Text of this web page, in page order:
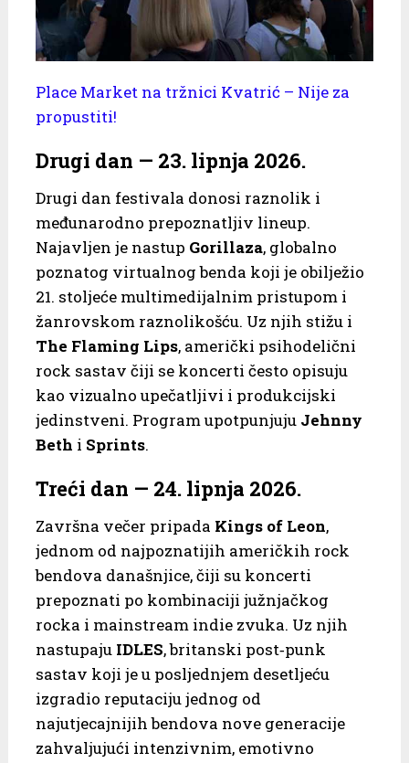
Place Market na tržnici Kvatrić – Nije za
propustiti!
Drugi dan — 23. lipnja 2026.
Drugi dan festivala donosi raznolik i
međunarodno prepoznatljiv lineup.
Najavljen je nastup Gorillaza, globalno
poznatog virtualnog benda koji je obilježio
21. stoljeće multimedijalnim pristupom i
žanrovskom raznolikošću. Uz njih stižu i
The Flaming Lips, američki psihodelični
rock sastav čiji se koncerti često opisuju
kao vizualno upečatljivi i produkcijski
jedinstveni. Program upotpunjuju Jehnny
Beth i Sprints.
Treći dan — 24. lipnja 2026.
Završna večer pripada Kings of Leon,
jednom od najpoznatijih američkih rock
bendova današnjice, čiji su koncerti
prepoznati po kombinaciji južnjačkog
rocka i mainstream indie zvuka. Uz njih
nastupaju IDLES, britanski post‑punk
sastav koji je u posljednjem desetljeću
izgradio reputaciju jednog od
najutjecajnijih bendova nove generacije
zahvaljujući intenzivnim, emotivno